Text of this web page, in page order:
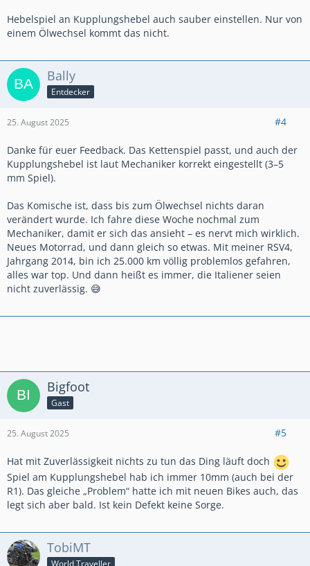
Hebelspiel an Kupplungshebel auch sauber einstellen. Nur von
einem Ölwechsel kommt das nicht.
Bally
Entdecker
25. August 2025 #4
Danke für euer Feedback. Das Kettenspiel passt, und auch der
Kupplungshebel ist laut Mechaniker korrekt eingestellt (3–5
mm Spiel).
Das Komische ist, dass bis zum Ölwechsel nichts daran
verändert wurde. Ich fahre diese Woche nochmal zum
Mechaniker, damit er sich das ansieht – es nervt mich wirklich.
Neues Motorrad, und dann gleich so etwas. Mit meiner RSV4,
Jahrgang 2014, bin ich 25.000 km völlig problemlos gefahren,
alles war top. Und dann heißt es immer, die Italiener seien
nicht zuverlässig. 😅
Bigfoot
Gast
25. August 2025 #5
Hat mit Zuverlässigkeit nichts zu tun das Ding läuft doch
Spiel am Kupplungshebel hab ich immer 10mm (auch bei der
R1). Das gleiche „Problem“ hatte ich mit neuen Bikes auch, das
legt sich aber bald. Ist kein Defekt keine Sorge.
TobiMT
World Traveller